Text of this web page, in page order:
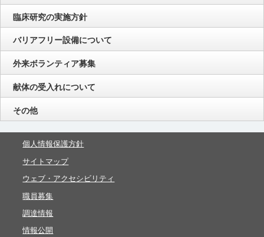
臨床研究の実施方針
バリアフリー設備について
外来ボランティア募集
献体の受入れについて
その他
個人情報保護方針
サイトマップ
ウェブ・アクセシビリティ
職員募集
調達情報
情報公開